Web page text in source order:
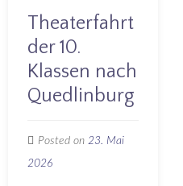
Theaterfahrt
der 10.
Klassen nach
Quedlinburg
Posted on 23. Mai
2026